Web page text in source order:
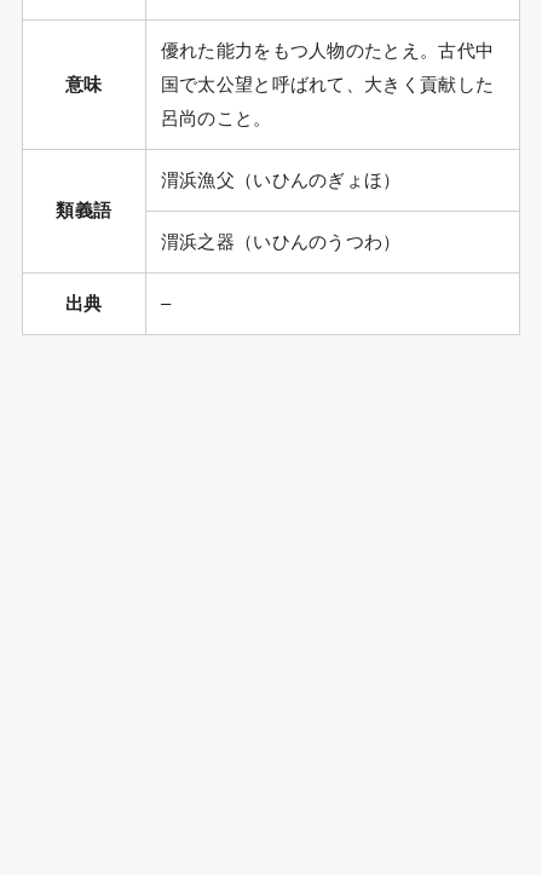
意味
優れた能力をもつ人物のたとえ。古代中
国で太公望と呼ばれて、大きく貢献した
呂尚のこと。
類義語
渭浜漁父（いひんのぎょほ）
渭浜之器（いひんのうつわ）
出典 –